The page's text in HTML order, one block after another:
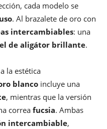
cada modelo se
. Al brazalete de oro con
intercambiables: una
de aligátor brillante.
la estética
blanco incluye una
, mientras que la versión
correa fucsia. Ambas
intercambiable,